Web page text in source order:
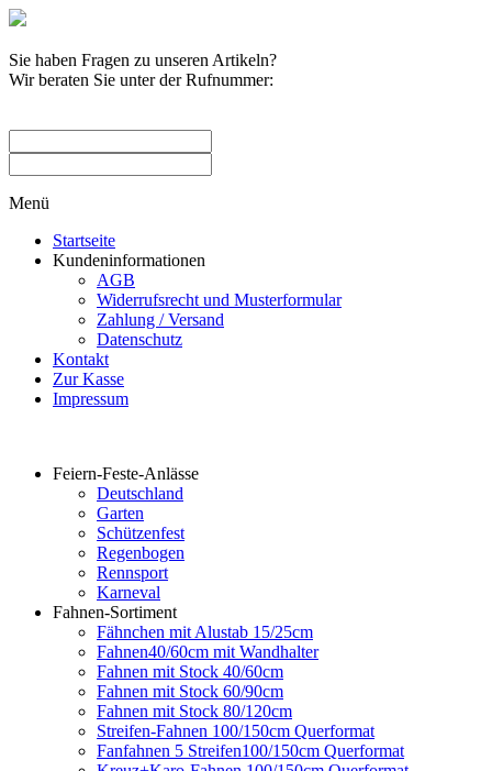
Sie haben Fragen zu unseren Artikeln?
Wir beraten Sie unter der Rufnummer:
Menü
Startseite
Kundeninformationen
AGB
Widerrufsrecht und Musterformular
Zahlung / Versand
Datenschutz
Kontakt
Zur Kasse
Impressum
Feiern-Feste-Anlässe
Deutschland
Garten
Schützenfest
Regenbogen
Rennsport
Karneval
Fahnen-Sortiment
Fähnchen mit Alustab 15/25cm
Fahnen40/60cm mit Wandhalter
Fahnen mit Stock 40/60cm
Fahnen mit Stock 60/90cm
Fahnen mit Stock 80/120cm
Streifen-Fahnen 100/150cm Querformat
Fanfahnen 5 Streifen100/150cm Querformat